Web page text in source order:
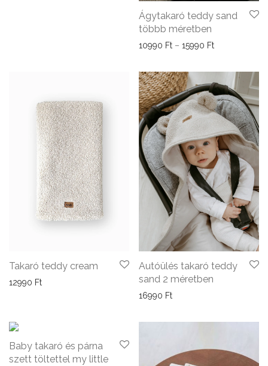
Ágytakaró teddy sand
többb méretben
10990 Ft – 15990 FtÁrtartomány:
Takaró teddy cream
12990 Ft
Autóülés takaró teddy
sand 2 méretben
16990 Ft
Baby takaró és párna
szett töltettel my little